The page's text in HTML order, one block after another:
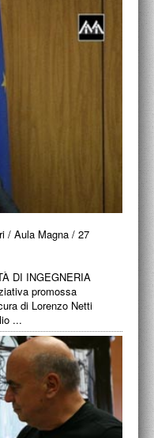
/ Aula Magna / 27
DI INGEGNERIA
promossa
di Lorenzo Netti
...